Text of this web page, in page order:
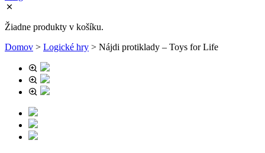
Žiadne produkty v košíku.
Domov > Logické hry > Nájdi protiklady – Toys for Life